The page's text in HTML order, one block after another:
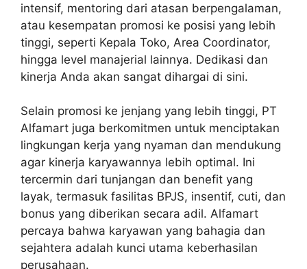
intensif, mentoring dari atasan berpengalaman,
atau kesempatan promosi ke posisi yang lebih
tinggi, seperti Kepala Toko, Area Coordinator,
hingga level manajerial lainnya. Dedikasi dan
kinerja Anda akan sangat dihargai di sini.
Selain promosi ke jenjang yang lebih tinggi, PT
Alfamart juga berkomitmen untuk menciptakan
lingkungan kerja yang nyaman dan mendukung
agar kinerja karyawannya lebih optimal. Ini
tercermin dari tunjangan dan benefit yang
layak, termasuk fasilitas BPJS, insentif, cuti, dan
bonus yang diberikan secara adil. Alfamart
percaya bahwa karyawan yang bahagia dan
sejahtera adalah kunci utama keberhasilan
perusahaan.